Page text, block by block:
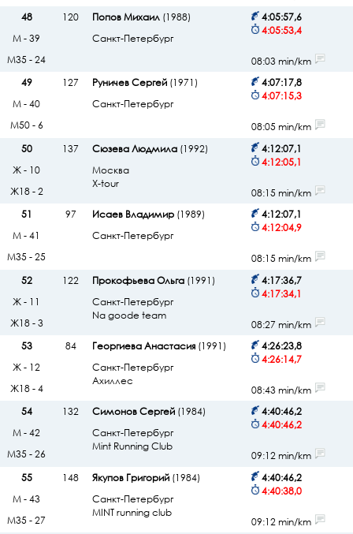
48
120 Попов Михаил(1988)
Санкт-Петербург
4:05:57,6
4:05:53,4
М - 39
М35 - 24
08:03 min/km
49
127 Руничев Сергей(1971)
Санкт-Петербург
4:07:17,8
4:07:15,3
М - 40
М50 - 6
08:05 min/km
50
137 Сюзева Людмила(1992)
Москва
X-tour
4:12:07,1
4:12:05,1
Ж - 10
Ж18 - 2
08:15 min/km
51
97 Исаев Владимир(1989)
Санкт-Петербург
4:12:07,1
4:12:04,9
М - 41
М35 - 25
08:15 min/km
52
122 Прокофьева Ольга(1991)
Санкт-Петербург
Na goode team
4:17:36,7
4:17:34,1
Ж - 11
Ж18 - 3
08:27 min/km
53
84 Георгиева Анастасия(1991)
Санкт-Петербург
Ахиллес
4:26:23,8
4:26:14,7
Ж - 12
Ж18 - 4
08:43 min/km
54
132 Симонов Сергей(1984)
Санкт-Петербург
Mint Running Club
4:40:46,2
4:40:46,2
М - 42
М35 - 26
09:12 min/km
55
148 Якупов Григорий(1984)
Санкт-Петербург
MINT running club
4:40:46,2
4:40:38,0
М - 43
М35 - 27
09:12 min/km